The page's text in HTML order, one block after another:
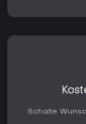
Schalte